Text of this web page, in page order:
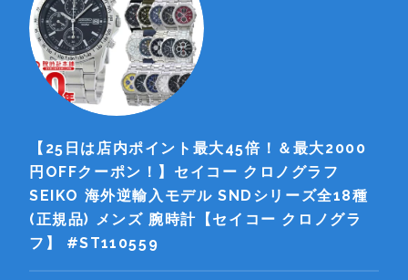
【25日は店内ポイント最大45倍！＆最大2000
円OFFクーポン！】セイコー クロノグラフ
SEIKO 海外逆輸入モデル SNDシリーズ全18種
(正規品) メンズ 腕時計【セイコー クロノグラ
フ】 #ST110559